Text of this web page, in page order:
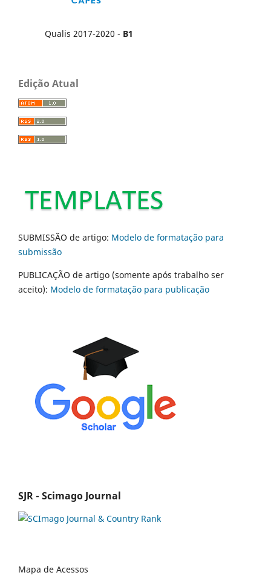
Qualis 2017-2020 - B1
Edição Atual
SUBMISSÃO de artigo: Modelo de formatação para
submissão
PUBLICAÇÃO de artigo (somente após trabalho ser
aceito): Modelo de formatação para publicação
SJR - Scimago Journal
Mapa de Acessos